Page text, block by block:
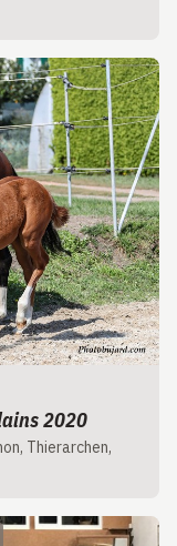
2020
Thierarchen,